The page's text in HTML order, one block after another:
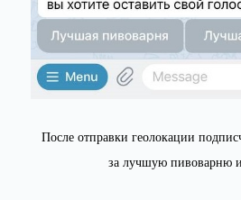
После отправки геолокации
за лучшую пивоварню